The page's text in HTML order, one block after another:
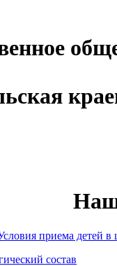
приема детей в
состав